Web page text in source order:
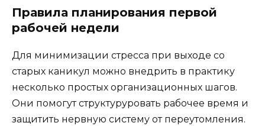
Правила планирования первой
рабочей недели
Для минимизации стресса при выходе со
старых каникул можно внедрить в практику
несколько простых организационных шагов.
Они помогут структуруровать рабочее время и
защитить нервную систему от переутомления.